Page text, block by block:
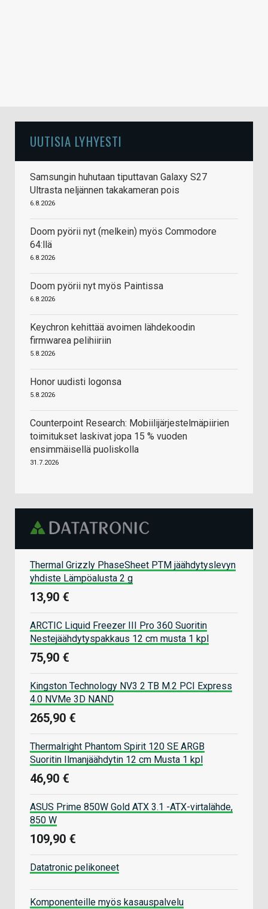
UUTISIA LYHYESTI
Samsungin huhutaan tiputtavan Galaxy S27
Ultrasta neljännen takakameran pois
6.8.2026
Doom pyörii nyt (melkein) myös Commodore
64:llä
6.8.2026
Doom pyörii nyt myös Paintissa
6.8.2026
Keychron kehittää avoimen lähdekoodin
firmwarea pelihiiriin
5.8.2026
Honor uudisti logonsa
5.8.2026
Counterpoint Research: Mobiilijärjestelmäpiirien
toimitukset laskivat jopa 15 % vuoden
ensimmäisellä puoliskolla
31.7.2026
Thermal Grizzly PhaseSheet PTM jäähdytyslevyn
yhdiste Lämpöalusta 2 g
13,90 €
ARCTIC Liquid Freezer III Pro 360 Suoritin
Nestejäähdytyspakkaus 12 cm musta 1 kpl
75,90 €
Kingston Technology NV3 2 TB M.2 PCI Express
4.0 NVMe 3D NAND
265,90 €
Thermalright Phantom Spirit 120 SE ARGB
Suoritin Ilmanjäähdytin 12 cm Musta 1 kpl
46,90 €
ASUS Prime 850W Gold ATX 3.1 -ATX-virtalähde,
850 W
109,90 €
Datatronic pelikoneet
Komponenteille myös kasauspalvelu